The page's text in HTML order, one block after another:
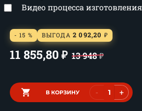
Видео процесса
- 15 % ВЫГОДА 2 092,20 ₽
11 855,80 ₽ 13 948₽
В КОРЗИНУ - +